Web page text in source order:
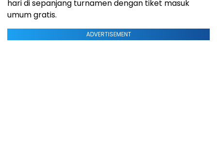
hari di sepanjang turnamen dengan tiket masuk
umum gratis.
ADVERTISEMENT